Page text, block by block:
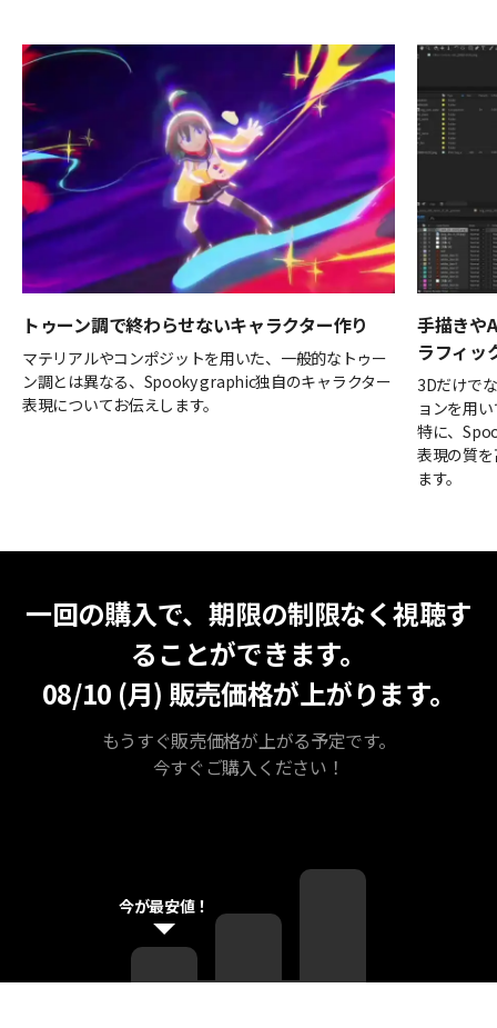
トゥーン調で終わらせないキャラクター作り
マテリアルやコンポジットを用いた、一般的なトゥー
ン調とは異なる、Spooky graphic独自のキャラクター
表現についてお伝えします。
手描きや
ラフィッ
3Dだけで
ョンを用
特に、
表現の質
ます。
一回の購入で、期限の制限なく視聴す
ることができます。
08/10 (月) 販売価格が上がります。
もうすぐ販売価格が上がる予定です。
今すぐご購入ください！
今が最安値！